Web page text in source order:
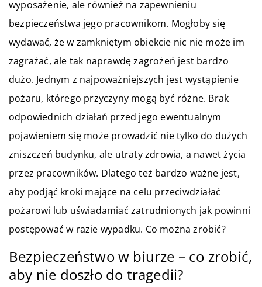
wyposażenie, ale również na zapewnieniu
bezpieczeństwa jego pracownikom. Mogłoby się
wydawać, że w zamkniętym obiekcie nic nie może im
zagrażać, ale tak naprawdę zagrożeń jest bardzo
dużo. Jednym z najpoważniejszych jest wystąpienie
pożaru, którego przyczyny mogą być różne. Brak
odpowiednich działań przed jego ewentualnym
pojawieniem się może prowadzić nie tylko do dużych
zniszczeń budynku, ale utraty zdrowia, a nawet życia
przez pracowników. Dlatego też bardzo ważne jest,
aby podjąć kroki mające na celu przeciwdziałać
pożarowi lub uświadamiać zatrudnionych jak powinni
postępować w razie wypadku. Co można zrobić?
Bezpieczeństwo w biurze – co zrobić,
aby nie doszło do tragedii?